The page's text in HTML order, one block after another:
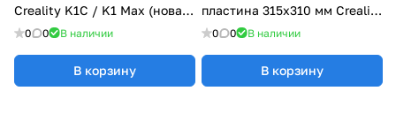
пластина 315х310 мм Creality
K1 Max без магнитной
0 0 В наличии
В корзину
Creality K1C / K1 Max (новая
ревизия 2025)
0 0 В наличии
В корзину